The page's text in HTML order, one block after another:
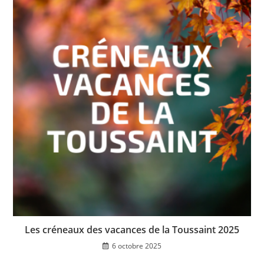
Les créneaux des vacances de la Toussaint 2025
6 octobre 2025